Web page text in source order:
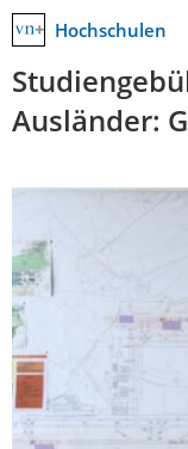
Hochschulen
Ausländer: